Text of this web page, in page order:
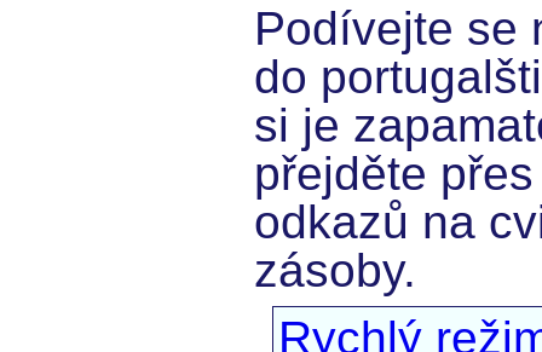
Podívejte se
do
si je
přejděte
odkazů na
zásoby.
Rychlý